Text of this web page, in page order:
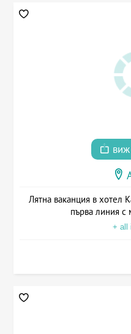
Лятна ваканция в хотел
първа линия с
+ all